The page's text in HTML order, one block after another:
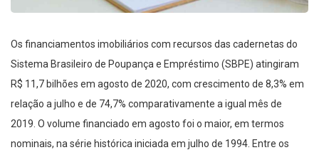
Os financiamentos imobiliários com recursos das cadernetas do
Sistema Brasileiro de Poupança e Empréstimo (SBPE) atingiram
R$ 11,7 bilhões em agosto de 2020, com crescimento de 8,3% em
relação a julho e de 74,7% comparativamente a igual mês de
2019. O volume financiado em agosto foi o maior, em termos
nominais, na série histórica iniciada em julho de 1994. Entre os